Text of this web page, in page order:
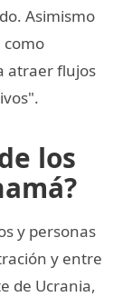
Asimismo
como
atraer flujos
los
y personas
y entre
de Ucrania,